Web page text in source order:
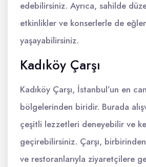
edebilirsiniz. Ayrıca, sahilde
etkinlikler ve konserlerle de
yaşayabilirsiniz.
Kadıköy Çarşı
Kadıköy Çarşı, İstanbul’un en
bölgelerinden biridir. Burada
çeşitli lezzetleri deneyebilir ve
geçirebilirsiniz. Çarşı,
ve restoranlarıyla ziyaretçilere